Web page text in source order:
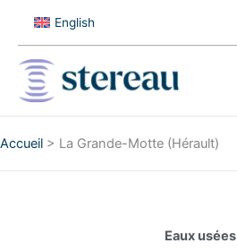
English
Accueil > La Grande-Motte (Hérault)
Eaux usées